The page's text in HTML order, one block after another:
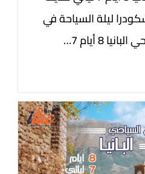
ليلة السياحة في
8 أيام 7…